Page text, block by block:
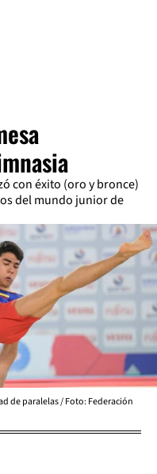
con éxito (oro y bronce)
del mundo junior de
de paralelas / Foto: Federación